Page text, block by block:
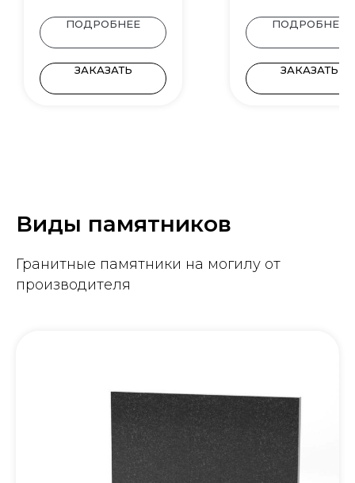
ПОДРОБНЕЕ
ЗАКАЗАТЬ
ПОДРОБНЕЕ
ЗАКАЗАТЬ
Виды памятников
Гранитные памятники на могилу от
производителя